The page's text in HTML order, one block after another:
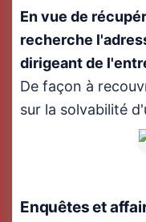
En vue de
recherche
dirigeant de
De façon à
sur la solvabilité
Enquêtes et